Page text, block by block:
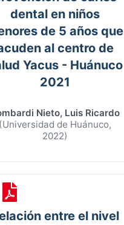
dental en niños
de 5 años que
al centro de
Yacus - Huánuco
2021
Nieto, Luis Ricardo
(Universidad de Huánuco,
2022)
entre el nivel